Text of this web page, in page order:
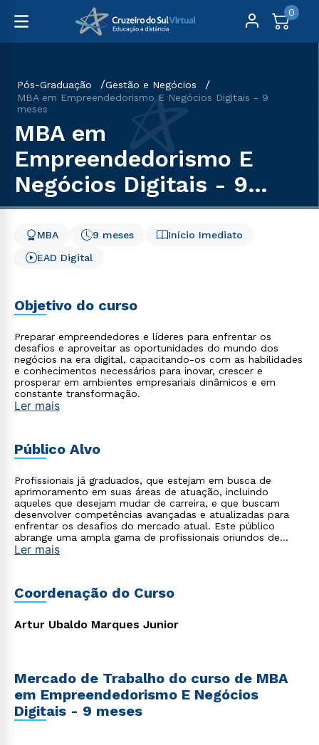
0
Pós-Graduação
Gestão e Negócios
MBA em Empreendedorismo E Negócios Digitais - 9
meses
MBA em
Empreendedorismo E
Negócios Digitais - 9
meses
Início Imediato
9 meses
MBA
EAD Digital
Objetivo do curso
Preparar empreendedores e líderes para enfrentar os
desafios e aproveitar as oportunidades do mundo dos
negócios na era digital, capacitando-os com as habilidades
e conhecimentos necessários para inovar, crescer e
prosperar em ambientes empresariais dinâmicos e em
constante transformação.
Ler mais
Público Alvo
Profissionais já graduados, que estejam em busca de
aprimoramento em suas áreas de atuação, incluindo
aqueles que desejam mudar de carreira, e que buscam
desenvolver competências avançadas e atualizadas para
enfrentar os desafios do mercado atual. Este público
abrange uma ampla gama de profissionais oriundos de
diversas áreas, como tecnologia, saúde, empresarial,
carreiras e alcançar o sucesso profissional.
Ler mais
Coordenação do Curso
Artur Ubaldo Marques Junior
Mercado de Trabalho do curso de MBA
em Empreendedorismo E Negócios
Digitais - 9 meses